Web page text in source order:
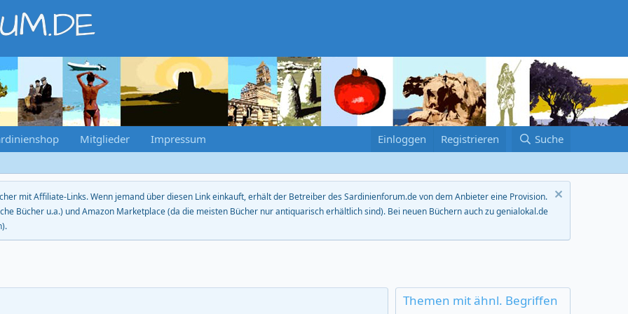
Mitglieder Impressum Einloggen Registrieren Suche
mit Affiliate-Links. Wenn jemand über diesen Link einkauft, erhält der Betreiber des Sardinienforum.de von dem Anbieter eine Provision.
Bücher u.a.) und Amazon Marketplace (da die meisten Bücher nur antiquarisch erhältlich sind). Bei neuen Büchern auch zu genialokal.de
Themen mit ähnl. Begriffen